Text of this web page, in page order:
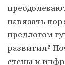
навязать
предлогом
развития?
стены и